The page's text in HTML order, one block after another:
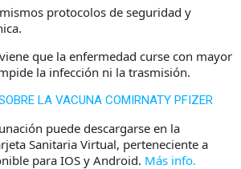
protocolos de seguridad y
que la enfermedad curse con mayor
la infección ni la trasmisión.
LA VACUNA COMIRNATY PFIZER
puede descargarse en la
Sanitaria Virtual, perteneciente a
para IOS y Android. Más info.